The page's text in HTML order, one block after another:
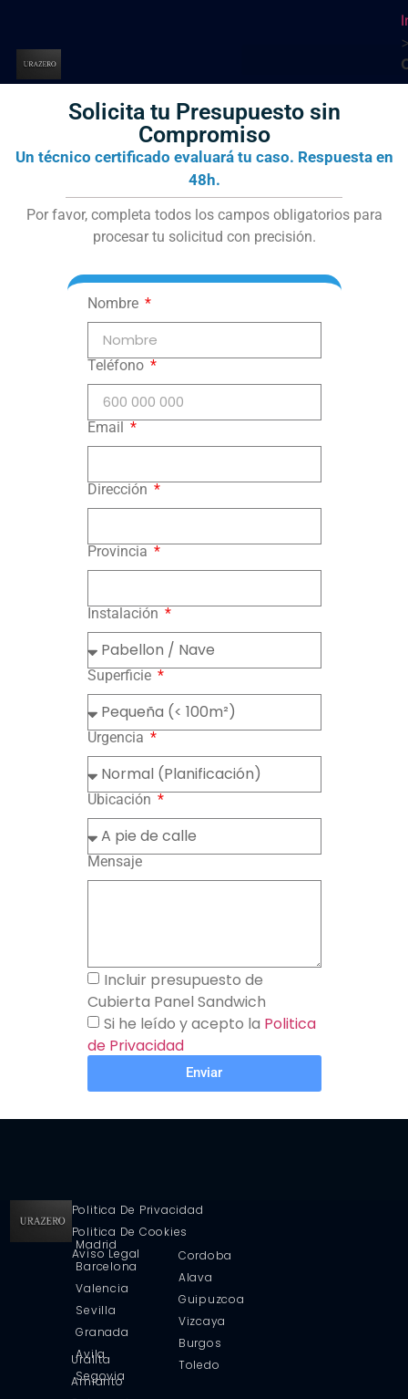
Solicita tu Presupuesto sin
Compromiso
Un técnico certificado evaluará tu caso. Respuesta en
48h.
Por favor, completa todos los campos obligatorios para
procesar tu solicitud con precisión.
Nombre
Teléfono
Email
Dirección
Provincia
Instalación
Superficie
Urgencia
Ubicación
Mensaje
Incluir presupuesto de
Cubierta Panel Sandwich
Si he leído y acepto la Politica
de Privacidad
Enviar
Politica De Privacidad
Politica De Cookies
Aviso Legal
Madrid
Barcelona
Valencia
Sevilla
Granada
Avila
Segovia
Cordoba
Alava
Guipuzcoa
Vizcaya
Burgos
Toledo
Uralita
Amianto